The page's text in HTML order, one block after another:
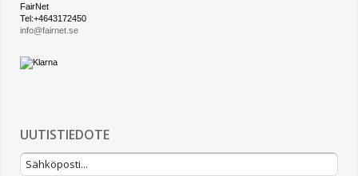
FairNet
Tel:+4643172450
info@fairnet.se
UUTISTIEDOTE